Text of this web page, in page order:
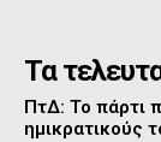
Τα
ΠτΔ: Το πάρτι
ημικρατικούς